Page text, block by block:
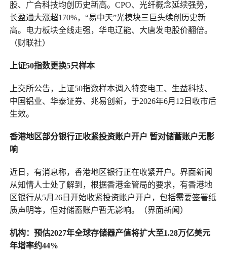
股、广合科技均创历史新高。CPO、光纤概念延续强势，
长盈通大涨超170%，“易中天”光模块三巨头续创历史新
高。电力板块全线走强，华电辽能、大唐发电股价翻倍。
（财联社）
上证50指数更换5只样本
上交所公告，上证50指数样本调入特变电工、生益科技、
中国铝业、华泰证券、兆易创新，于2026年6月12日收市后
生效。
香港地区部分银行正收紧投资账户开户 暂对储蓄账户无影
响
近日，有消息称，香港地区银行正在收紧开户。界面新闻
从知情人士处了解到，根据香港金管局的要求，有香港地
区银行从5月26日开始收紧投资账户开户，包括需要签署纸
质声明等，但对储蓄账户暂无影响。（界面新闻）
机构：预估2027年全球存储器产值将扩大至1.28万亿美元
年增率约44%